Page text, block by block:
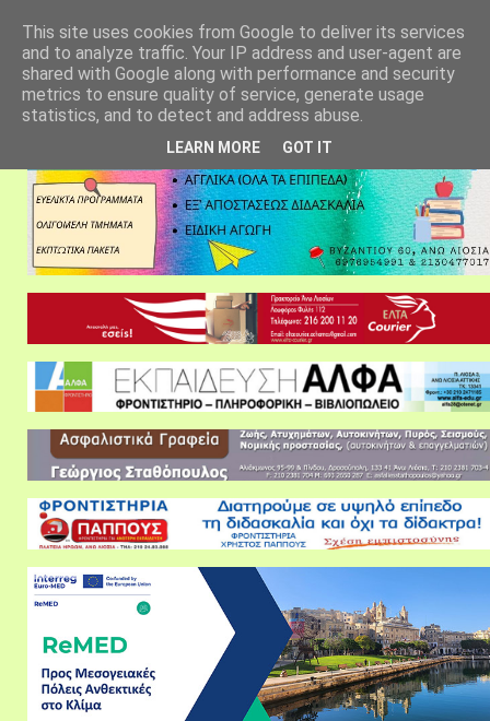
This site uses cookies from Google to deliver its services
and to analyze traffic. Your IP address and user-agent are
shared with Google along with performance and security
metrics to ensure quality of service, generate usage
statistics, and to detect and address abuse.
LEARN MORE GOT IT